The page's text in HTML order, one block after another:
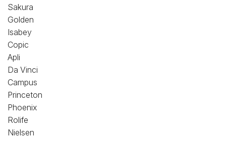
Sakura
Golden
Isabey
Copic
Apli
Da Vinci
Campus
Princeton
Phoenix
Rolife
Nielsen